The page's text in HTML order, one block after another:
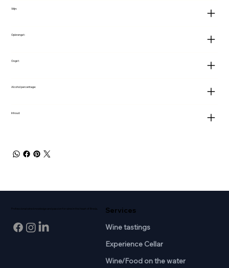
Wijn:
Opbrengst:
Oogst:
Alcohol percentage:
Inhoud:
Professional wine knowledge and passion for wine in the heart of Breda. Services
Wine tastings
Experience Cellar
Wine/Food on the water